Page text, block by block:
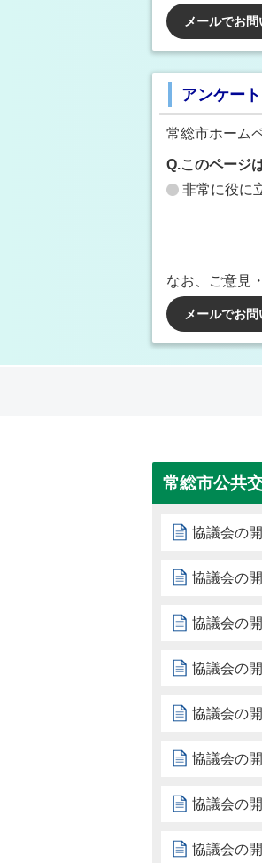
メールでお
アンケート
常総市ホーム
Q.このページ
非常に役に
なお、ご意見
メールでお
常総市公共
協議会の
協議会の
協議会の
協議会の
協議会の
協議会の
協議会の
協議会の